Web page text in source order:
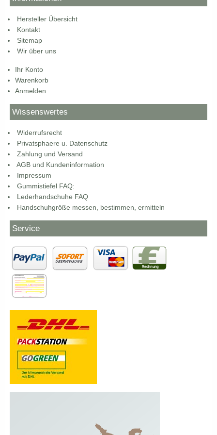
Hersteller Übersicht
Kontakt
Sitemap
Wir über uns
Ihr Konto
Warenkorb
Anmelden
Wissenswertes
Widerrufsrecht
Privatsphaere u. Datenschutz
Zahlung und Versand
AGB und Kundeninformation
Impressum
Gummistiefel FAQ:
Lederhandschuhe FAQ
Handschuhgröße messen, bestimmen, ermitteln
Service